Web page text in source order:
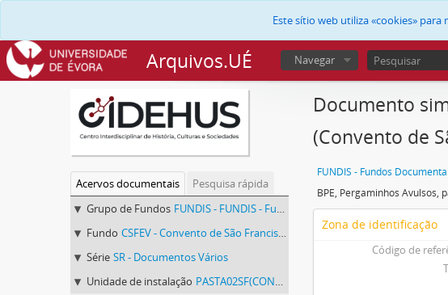
Este sítio web utiliza «cookies»
Arquivos.UÉ Navegar
Acervos documentais
Pesquisa rápida
Grupo de Fundos FUNDIS - FUNDIS - Fundos Documentais de Instituições do Sul
Fundo CSFEV - Convento de São Francisco de Évora
Série SR - Documentos Vários
Unidade de instalação PASTA02SF(CONVENTODESÃOFRANCISCODEÉVORA) - Pergaminhos Avulsos, pasta 02 SF (Convento de São Francisco de Évora).
Documento
(Convento de
Zona de identificação
Código de